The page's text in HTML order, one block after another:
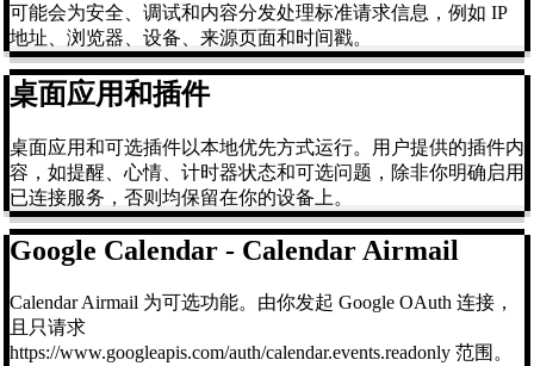
可能会为安全、调试和内容分发处理标准请求信息，例如 IP
地址、浏览器、设备、来源页面和时间戳。
桌面应用和插件
桌面应用和可选插件以本地优先方式运行。用户提供的插件内
容，如提醒、心情、计时器状态和可选问题，除非你明确启用
已连接服务，否则均保留在你的设备上。
Google Calendar - Calendar Airmail
Calendar Airmail 为可选功能。由你发起 Google OAuth 连接，
且只请求
https://www.googleapis.com/auth/calendar.events.readonly 范围。